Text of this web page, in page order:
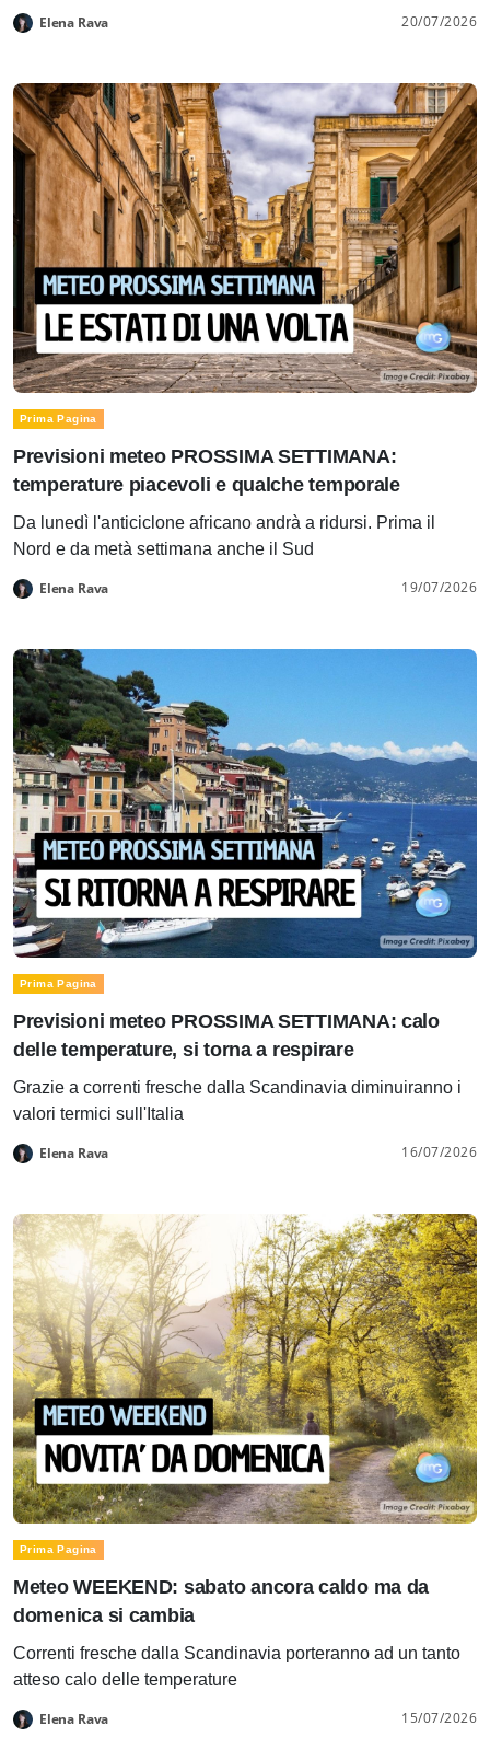
Elena Rava 20/07/2026
Prima Pagina
Previsioni meteo PROSSIMA SETTIMANA:
temperature piacevoli e qualche temporale
Da lunedì l'anticiclone africano andrà a ridursi. Prima il
Nord e da metà settimana anche il Sud
Elena Rava 19/07/2026
Prima Pagina
Previsioni meteo PROSSIMA SETTIMANA: calo
delle temperature, si torna a respirare
Grazie a correnti fresche dalla Scandinavia diminuiranno i
valori termici sull'Italia
Elena Rava 16/07/2026
Prima Pagina
Meteo WEEKEND: sabato ancora caldo ma da
domenica si cambia
Correnti fresche dalla Scandinavia porteranno ad un tanto
atteso calo delle temperature
Elena Rava 15/07/2026